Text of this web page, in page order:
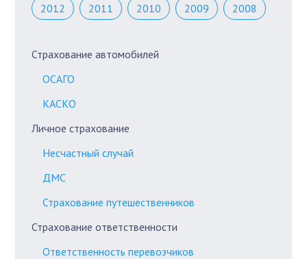
2012 2011 2010 2009 2008
Страхование автомобилей
ОСАГО
КАСКО
Личное страхование
Несчастный случай
ДМС
Страхование путешественников
Страхование ответственности
Ответственность перевозчиков